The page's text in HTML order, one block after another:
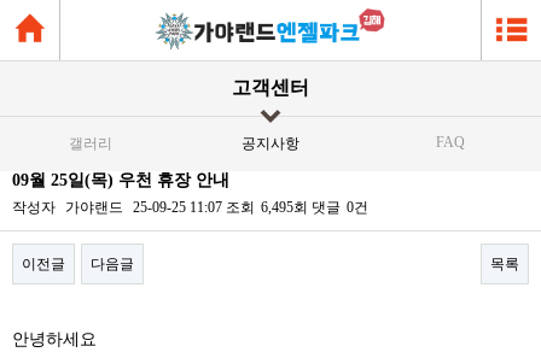
고객센터
갤러리 공지사항 FAQ
09월 25일(목) 우천 휴장 안내
작성자 가야랜드 25-09-25 11:07 조회 6,495회 댓글 0건
이전글 다음글 목록
안녕하세요